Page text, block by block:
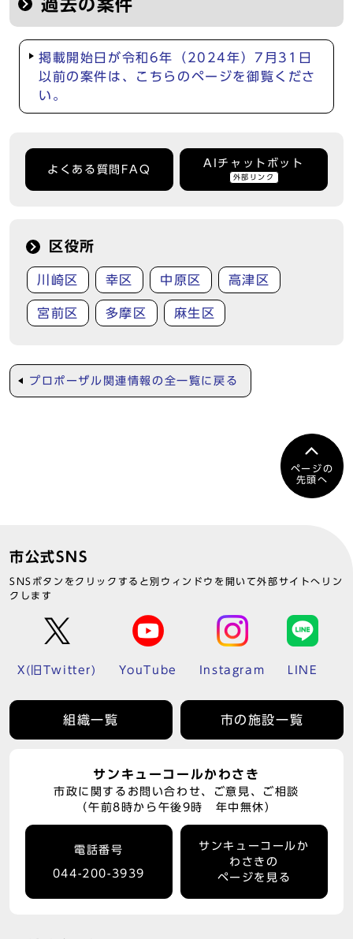
過去の案件
掲載開始日が令和6年（2024年）7月31日
以前の案件は、こちらのページを御覧くださ
い。
よくある質問FAQ
AIチャットボット
外部リンク
区役所
川崎区 幸区 中原区 高津区
宮前区 多摩区 麻生区
プロポーザル関連情報の全一覧に戻る
ページの
先頭へ
市公式SNS
SNSボタンをクリックすると別ウィンドウを開いて外部サイトへリン
クします
X(旧Twitter) YouTube Instagram LINE
組織一覧 市の施設一覧
サンキューコールかわさき
市政に関するお問い合わせ、ご意見、ご相談
（午前8時から午後9時 年中無休）
電話番号
044-200-3939
サンキューコールか
わさきの
ページを見る